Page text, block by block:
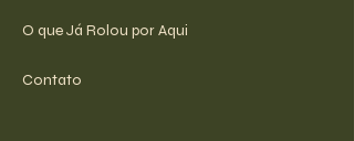
O que Já Rolou por Aqui
Contato